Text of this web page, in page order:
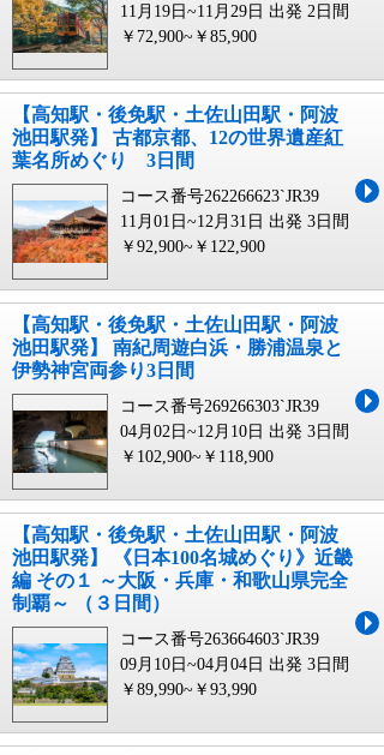
11月19日~11月29日 出発 2日間
￥72,900~￥85,900
【高知駅・後免駅・土佐山田駅・阿波
池田駅発】 古都京都、12の世界遺産紅
葉名所めぐり 3日間
コース番号262266623`JR39
11月01日~12月31日 出発 3日間
￥92,900~￥122,900
【高知駅・後免駅・土佐山田駅・阿波
池田駅発】 南紀周遊白浜・勝浦温泉と
伊勢神宮両参り3日間
コース番号269266303`JR39
04月02日~12月10日 出発 3日間
￥102,900~￥118,900
【高知駅・後免駅・土佐山田駅・阿波
池田駅発】 《日本100名城めぐり》近畿
編 その１ ～大阪・兵庫・和歌山県完全
制覇～ （３日間）
コース番号263664603`JR39
09月10日~04月04日 出発 3日間
￥89,990~￥93,990